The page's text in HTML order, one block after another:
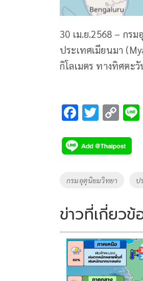
30 เม.ย.2568 – กร
ประเทศเมียนมา
กิโลเมตร ทางทิศตะ
F
e
b
o
k
T
tt
er
C
p
y
k
Tags
กรมอุตุนิยมวิทยา ป
ข่าวที่เกี่ยวข้